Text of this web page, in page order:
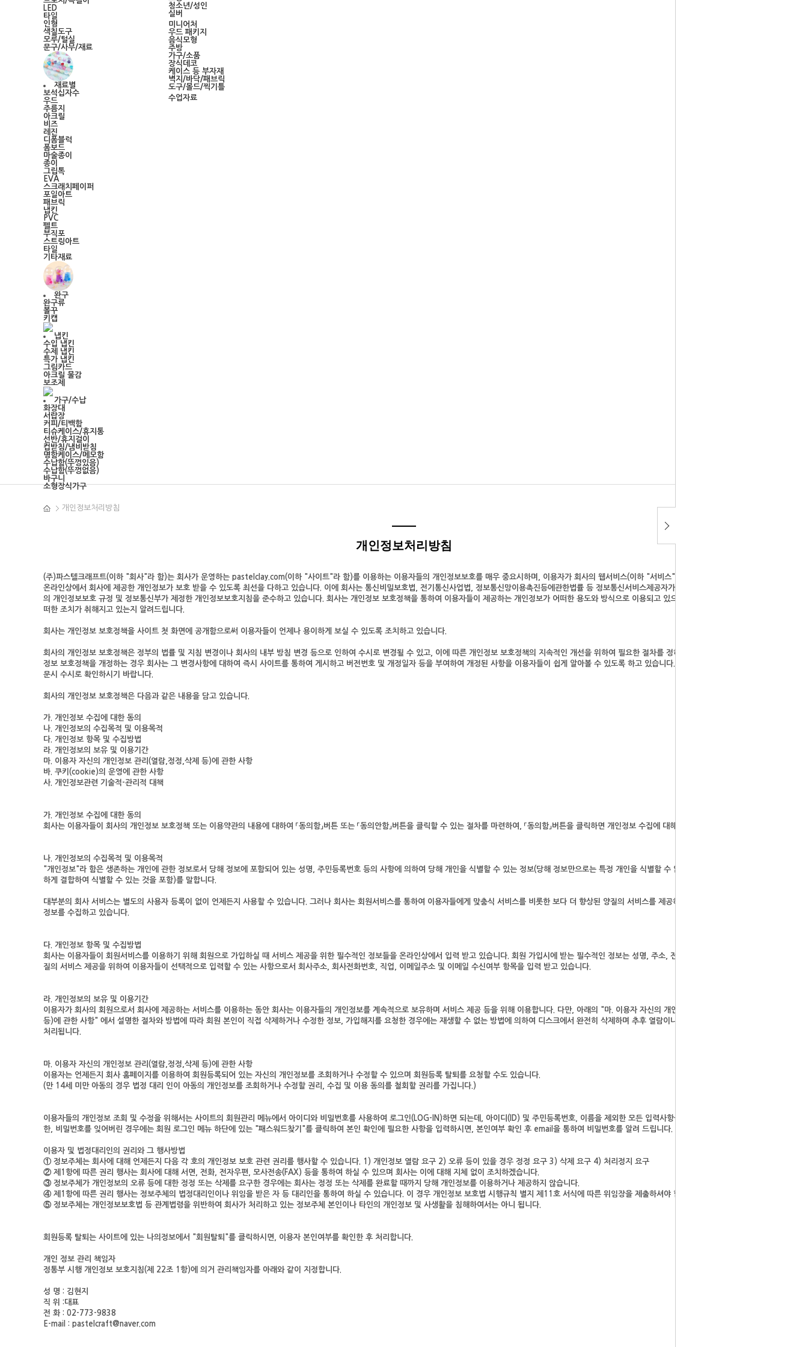
LED
타일
인형
색칠도구
모루/털실
문구/사무/재료
재료별
보석십자수
우드
주름지
아크릴
비즈
레진
디폼블럭
폼보드
마술종이
종이
그립톡
EVA
스크래치페이퍼
포일아트
패브릭
냅킨
PVC
펠트
부직포
스트링아트
타일
기타재료
완구
완구류
볼꾸
키캡
냅킨
수입 냅킨
수제 냅킨
특가 냅킨
그림카드
아크릴 물감
보조제
가구/수납
화장대
서랍장
커피/티백함
티슈케이스/휴지통
선반/휴지걸이
컵받침/냄비받침
명함케이스/메모함
수납함(뚜껑있음)
수납함(뚜껑없음)
바구니
소형장식가구
청소년/성인
실버
미니어처
우드 패키지
음식모형
주방
가구/소품
장식데코
케이스 등 부자재
벽지/바닥/패브릭
도구/몰드/찍기틀
수업자료
개인정보처리방침
개인정보처리방침
(주)파스텔크래프트(이하 "회사"라 함)는 회사가 운영하는 pastelclay.com(이하 "사이트"라 함)를 이용하는 이용자들의 개인정보보호를 매우 중요시하며, 이용자가 회사의 웹서비스(이하 "서비스"라 함)를 이용함과 동시에
온라인상에서 회사에 제공한 개인정보가 보호 받을 수 있도록 최선을 다하고 있습니다. 이에 회사는 통신비밀보호법, 전기통신사업법, 정보통신망이용촉진등에관한법률 등 정보통신서비스제공자가 준수하여야 할 관련 법규상
의 개인정보보호 규정 및 정보통신부가 제정한 개인정보보호지침을 준수하고 있습니다. 회사는 개인정보 보호정책을 통하여 이용자들이 제공하는 개인정보가 어떠한 용도와 방식으로 이용되고 있으며 개인정보보호를 위해 어
떠한 조치가 취해지고 있는지 알려드립니다.
회사는 개인정보 보호정책을 사이트 첫 화면에 공개함으로써 이용자들이 언제나 용이하게 보실 수 있도록 조치하고 있습니다.
회사의 개인정보 보호정책은 정부의 법률 및 지침 변경이나 회사의 내부 방침 변경 등으로 인하여 수시로 변경될 수 있고, 이에 따른 개인정보 보호정책의 지속적인 개선을 위하여 필요한 절차를 정하고 있습니다. 그리고 개인
정보 보호정책을 개정하는 경우 회사는 그 변경사항에 대하여 즉시 사이트를 통하여 게시하고 버전번호 및 개정일자 등을 부여하여 개정된 사항을 이용자들이 쉽게 알아볼 수 있도록 하고 있습니다. 이용자들께서는 사이트 방
문시 수시로 확인하시기 바랍니다.
회사의 개인정보 보호정책은 다음과 같은 내용을 담고 있습니다.
가. 개인정보 수집에 대한 동의
나. 개인정보의 수집목적 및 이용목적
다. 개인정보 항목 및 수집방법
라. 개인정보의 보유 및 이용기간
마. 이용자 자신의 개인정보 관리(열람,정정,삭제 등)에 관한 사항
바. 쿠키(cookie)의 운영에 관한 사항
사. 개인정보관련 기술적-관리적 대책
가. 개인정보 수집에 대한 동의
회사는 이용자들이 회사의 개인정보 보호정책 또는 이용약관의 내용에 대하여 「동의함」버튼 또는 「동의안함」버튼을 클릭할 수 있는 절차를 마련하여, 「동의함」버튼을 클릭하면 개인정보 수집에 대해 동의한 것으로 봅니다.
나. 개인정보의 수집목적 및 이용목적
"개인정보"라 함은 생존하는 개인에 관한 정보로서 당해 정보에 포함되어 있는 성명, 주민등록번호 등의 사항에 의하여 당해 개인을 식별할 수 있는 정보(당해 정보만으로는 특정 개인을 식별할 수 없더라도 다른 정보와 용이
하게 결합하여 식별할 수 있는 것을 포함)를 말합니다.
대부분의 회사 서비스는 별도의 사용자 등록이 없이 언제든지 사용할 수 있습니다. 그러나 회사는 회원서비스를 통하여 이용자들에게 맞춤식 서비스를 비롯한 보다 더 향상된 양질의 서비스를 제공하기 위하여 이용자 개인의
정보를 수집하고 있습니다.
다. 개인정보 항목 및 수집방법
회사는 이용자들이 회원서비스를 이용하기 위해 회원으로 가입하실 때 서비스 제공을 위한 필수적인 정보들을 온라인상에서 입력 받고 있습니다. 회원 가입시에 받는 필수적인 정보는 성명, 주소, 전화번호 등입니다. 또한 양
질의 서비스 제공을 위하여 이용자들이 선택적으로 입력할 수 있는 사항으로서 회사주소, 회사전화번호, 직업, 이메일주소 및 이메일 수신여부 항목을 입력 받고 있습니다.
라. 개인정보의 보유 및 이용기간
이용자가 회사의 회원으로서 회사에 제공하는 서비스를 이용하는 동안 회사는 이용자들의 개인정보를 계속적으로 보유하며 서비스 제공 등을 위해 이용합니다. 다만, 아래의 "마. 이용자 자신의 개인정보 관리(열람,정정,삭제
등)에 관한 사항" 에서 설명한 절차와 방법에 따라 회원 본인이 직접 삭제하거나 수정한 정보, 가입해지를 요청한 경우에는 재생할 수 없는 방법에 의하여 디스크에서 완전히 삭제하며 추후 열람이나 이용이 불가능한 상태로
처리됩니다.
마. 이용자 자신의 개인정보 관리(열람,정정,삭제 등)에 관한 사항
이용자는 언제든지 회사 홈페이지를 이용하여 회원등록되어 있는 자신의 개인정보를 조회하거나 수정할 수 있으며 회원등록 탈퇴를 요청할 수도 있습니다.
(만 14세 미만 아동의 경우 법정 대리 인이 아동의 개인정보를 조회하거나 수정할 권리, 수집 및 이용 동의를 철회할 권리를 가집니다.)
이용자들의 개인정보 조회 및 수정을 위해서는 사이트의 회원관리 메뉴에서 아이디와 비밀번호를 사용하여 로그인(LOG-IN)하면 되는데, 아이디(ID) 및 주민등록번호, 이름을 제외한 모든 입력사항을 수정할 수 있습니다. 또
한, 비밀번호를 잊어버린 경우에는 회원 로그인 메뉴 하단에 있는 "패스워드찾기"를 클릭하여 본인 확인에 필요한 사항을 입력하시면, 본인여부 확인 후 email을 통하여 비밀번호를 알려 드립니다.
이용자 및 법정대리인의 권리와 그 행사방법
① 정보주체는 회사에 대해 언제든지 다음 각 호의 개인정보 보호 관련 권리를 행사할 수 있습니다. 1) 개인정보 열람 요구 2) 오류 등이 있을 경우 정정 요구 3) 삭제 요구 4) 처리정지 요구
② 제1항에 따른 권리 행사는 회사에 대해 서면, 전화, 전자우편, 모사전송(FAX) 등을 통하여 하실 수 있으며 회사는 이에 대해 지체 없이 조치하겠습니다.
③ 정보주체가 개인정보의 오류 등에 대한 정정 또는 삭제를 요구한 경우에는 회사는 정정 또는 삭제를 완료할 때까지 당해 개인정보를 이용하거나 제공하지 않습니다.
④ 제1항에 따른 권리 행사는 정보주체의 법정대리인이나 위임을 받은 자 등 대리인을 통하여 하실 수 있습니다. 이 경우 개인정보 보호법 시행규칙 별지 제11호 서식에 따른 위임장을 제출하셔야 합니다.
⑤ 정보주체는 개인정보보호법 등 관계법령을 위반하여 회사가 처리하고 있는 정보주체 본인이나 타인의 개인정보 및 사생활을 침해하여서는 아니 됩니다.
회원등록 탈퇴는 사이트에 있는 나의정보에서 "회원탈퇴"를 클릭하시면, 이용자 본인여부를 확인한 후 처리합니다.
개인 정보 관리 책임자
정통부 시행 개인정보 보호지침(제 22조 1항)에 의거 관리책임자를 아래와 같이 지정합니다.
성 명 : 김현지
직 위 :대표
전 화 : 02-773-9838
E-mail : pastelcraft@naver.com